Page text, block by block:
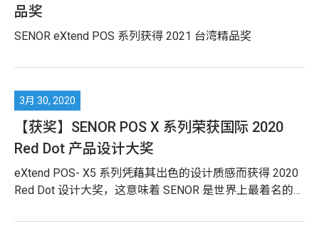
品奖
SENOR eXtend POS 系列获得 2021 台湾精品奖
【获奖】SENOR POS X 系列荣获国际 2020
Red Dot 产品设计大奖
eXtend POS- X5 系列凭藉其出色的设计质感而获得 2020
Red Dot 设计大奖，这意味着 SENOR 是世界上最着名的设